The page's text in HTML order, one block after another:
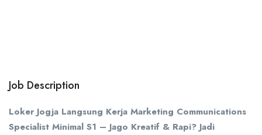
Job Description
Loker Jogja Langsung Kerja Marketing Communications
Specialist Minimal S1 – Jago Kreatif & Rapi? Jadi